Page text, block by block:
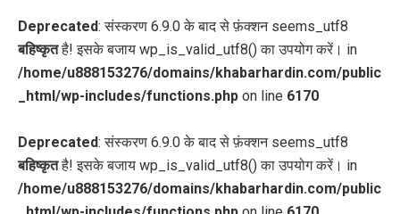
Deprecated: संस्करण 6.9.0 के बाद से फ़ंक्शन seems_utf8
बहिष्कृतहै! इसके बजाय wp_is_valid_utf8() का उपयोग करें। in
/home/u888153276/domains/khabarhardin.com/public
_html/wp-includes/functions.php on line 6170
Deprecated: संस्करण 6.9.0 के बाद से फ़ंक्शन seems_utf8
बहिष्कृतहै! इसके बजाय wp_is_valid_utf8() का उपयोग करें। in
/home/u888153276/domains/khabarhardin.com/public